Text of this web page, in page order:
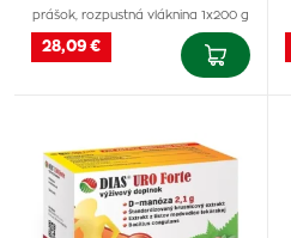
prášok, rozpustná vláknina 1x200 g
28,09 €